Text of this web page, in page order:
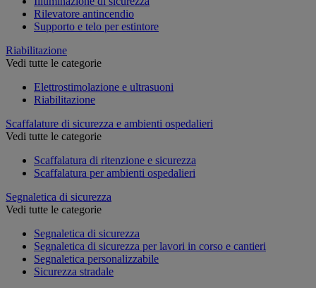
Rilevatore antincendio
Supporto e telo per estintore
Riabilitazione
Vedi tutte le categorie
Elettrostimolazione e ultrasuoni
Riabilitazione
Scaffalature di sicurezza e ambienti ospedalieri
Vedi tutte le categorie
Scaffalatura di ritenzione e sicurezza
Scaffalatura per ambienti ospedalieri
Segnaletica di sicurezza
Vedi tutte le categorie
Segnaletica di sicurezza
Segnaletica di sicurezza per lavori in corso e cantieri
Segnaletica personalizzabile
Sicurezza stradale